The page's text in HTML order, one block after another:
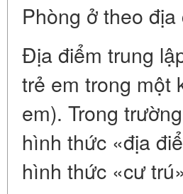
Phòng ở theo
Địa điểm trung
trẻ em trong một
em). Trong
hình thức «địa
hình thức «cư